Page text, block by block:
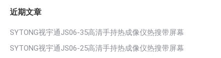
近期文章
SYTONG视宇通JS06-35高清手持热成像仪热搜带屏幕
SYTONG视宇通JS06-25高清手持热成像仪热搜带屏幕